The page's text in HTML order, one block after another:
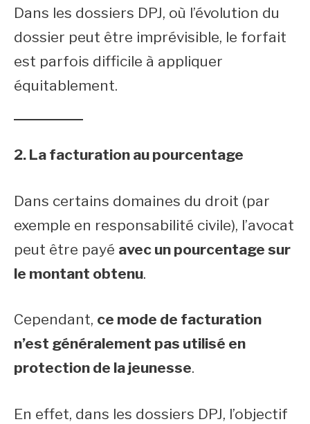
Dans les dossiers DPJ, où l’évolution du
dossier peut être imprévisible, le forfait
est parfois difficile à appliquer
équitablement.
2. La facturation au pourcentage
Dans certains domaines du droit (par
exemple en responsabilité civile), l’avocat
peut être payé avec un pourcentage sur
le montant obtenu.
Cependant, ce mode de facturation
n’est généralement pas utilisé en
protection de la jeunesse.
En effet, dans les dossiers DPJ, l’objectif